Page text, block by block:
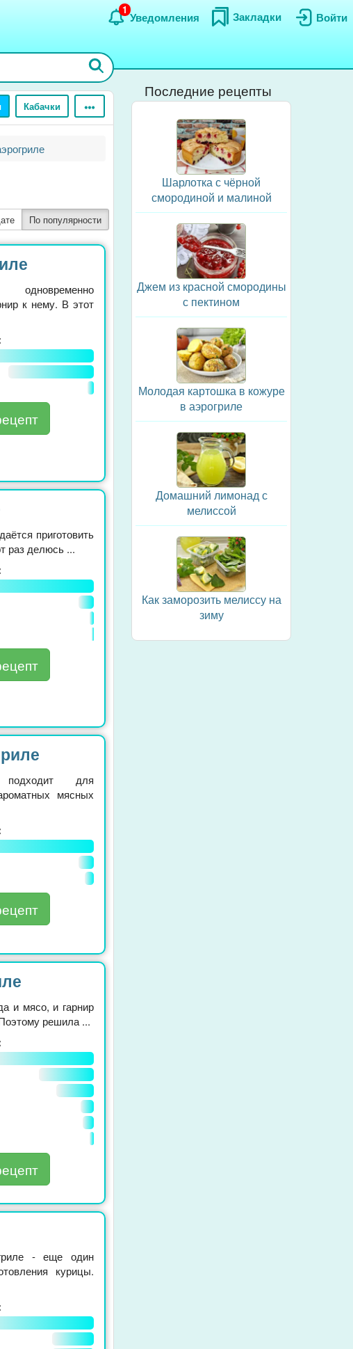
Войти
Закладки
Уведомления
1
Кабачки
По популярности
одновременно
к нему. В этот
приготовить
раз делюсь ...
подходит для
мясных
и мясо, и гарнир
решила ...
- еще один
курицы.
Последние рецепты
Шарлотка с чёрной
смородиной и малиной
Джем из красной смородины
с пектином
Молодая картошка в кожуре
в аэрогриле
Домашний лимонад с
мелиссой
Как заморозить мелиссу на
зиму